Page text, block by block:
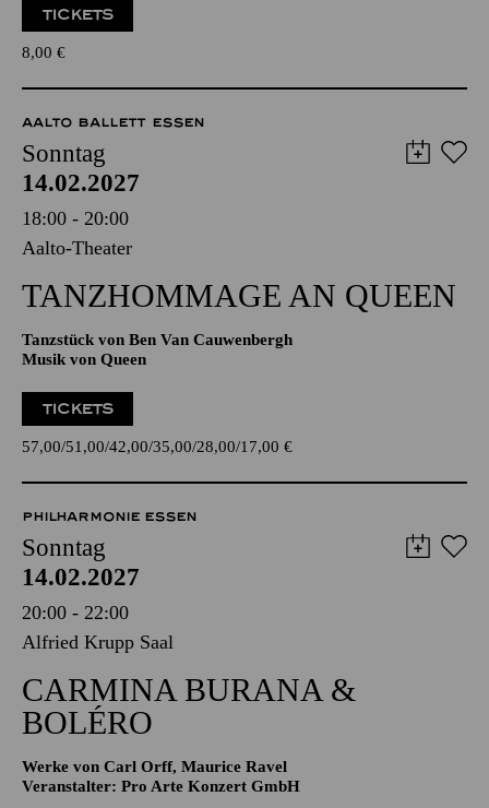
* "Mobilitätsführung" – geeignet für Rollstuhlfahrer*innen
und alle Theaterfreund*innen, die "nicht so gut zu Fuß" sind
8,00 €
AALTO BALLETT ESSEN
Sonntag
14.02.2027
18:00 - 20:00
TANZ­HOMMAGE AN QUEEN
Tanzstück von Ben Van Cauwenbergh
Musik von Queen
57,00 51,00 42,00 35,00
PHILHARMONIE ESSEN
Sonntag
14.02.2027
20:00 - 22:00
Alfried Krupp Saal
CARMINA BURANA &
BOLÉRO